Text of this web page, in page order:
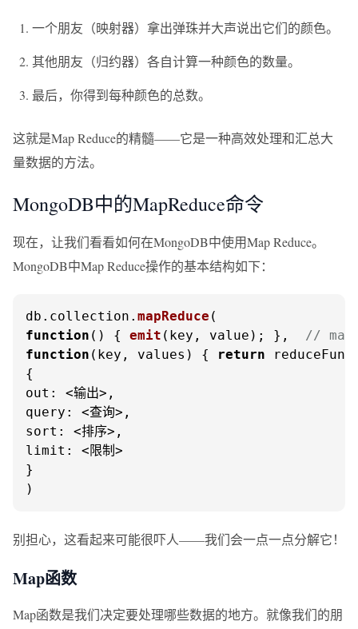
一个朋友（映射器）拿出弹珠并大声说出它们的颜色。
其他朋友（归约器）各自计算一种颜色的数量。
最后，你得到每种颜色的总数。
这就是Map Reduce的精髓——它是一种高效处理和汇总大
量数据的方法。
MongoDB中的MapReduce命令
现在，让我们看看如何在MongoDB中使用Map Reduce。
MongoDB中Map Reduce操作的基本结构如下：
db. collection . mapReduce
function ( ) { emit (key, value); }, // map
function ( key, values ) { return
out
query
sort
limit : <限制>
}
)
别担心，这看起来可能很吓人——我们会一点一点分解它！
Map函数
Map函数是我们决定要处理哪些数据的地方。就像我们的朋